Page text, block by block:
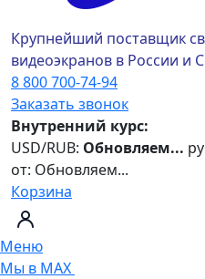
Крупнейший поставщик
видеоэкранов в России и
8 800 700-74-94
Заказать звонок
Внутренний курс:
USD/RUB: Обновляем...
от: Обновляем...
Корзина
Меню
Мы в MAX